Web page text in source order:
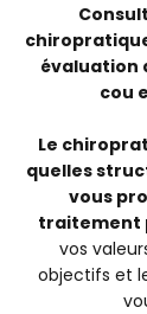
évaluation
cou
Le
quelles
vous
traitement
vos
objectifs et